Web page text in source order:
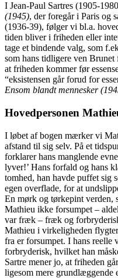
I Jean-Paul Sartres (1905-
(1945), der foregår i Paris og
(1936-39), følger vi bl.a.
tiden bliver i friheden eller
tage et bindende valg, som
som hans tidligere ven Brunet
at friheden kommer før
“eksistensen går forud for
Ensom blandt mennesker
Hovedpersonen
I løbet af bogen mærker vi
afstand til sig selv. På et
forklarer hans manglende
lyver!’ Hans forfald og hans
tomhed, han havde puffet sig
egen overflade, for at
En mørk og tørkepint verden,
Mathieu ikke forsumpet –
var fræk – fræk og
Mathieu i virkeligheden
fra er forsumpet. I hans
forbryderisk, hvilket han
Sartre mener jo, at friheden
ligesom mere grundlæggende